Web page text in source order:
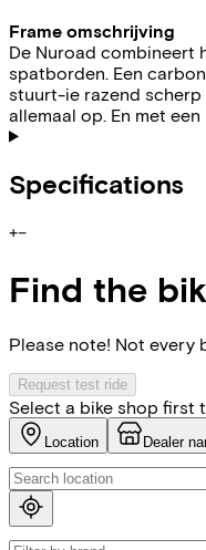
Frame omschrijving
De Nuroad combineert
spatborden. Een
stuurt-ie razend scherp
allemaal op. En met
Specifications
+−
Find the
Please note! Not every
Request test ride
Select a bike shop first
Location Dealer